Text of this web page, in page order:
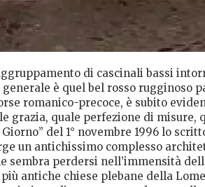
di cascinali bassi
è quel bel rosso rugginoso
romanico-precoce, è subito
grazia, quale perfezione di misure,
del 1° novembre 1996 lo
un antichissimo complesso
sembra perdersi nell’immensità
antiche chiese plebane della